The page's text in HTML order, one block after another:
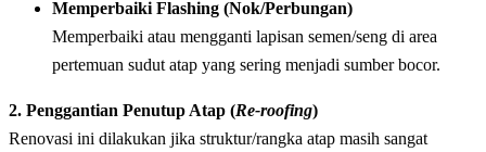
Memperbaiki Flashing (Nok/Perbungan)
Memperbaiki atau mengganti lapisan semen/seng di area
pertemuan sudut atap yang sering menjadi sumber bocor.
2. Penggantian Penutup Atap (Re-roofing)
Renovasi ini dilakukan jika struktur/rangka atap masih sangat